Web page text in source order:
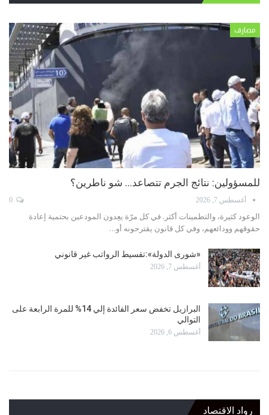
مصارف
للمسؤولين: نتائج الجرم تتصاعد… شو ناطرين؟
أغسطس 7, 2026
الوعود كثيرة، والتطمينات أكثر. في كل مرّة يعِدون المودعين بحتمية إعادة
حقوقهم وودائعهم، وفي كل قانون يقترحونه أو…
«شورى الدولة»:تقسيط الرواتب غير قانوني
أغسطس 7, 2026
البرازيل تخفض سعر الفائدة إلي 14% للمرة الرابعة على
التوالي
أغسطس 6, 2026
رواد الاقتصاد